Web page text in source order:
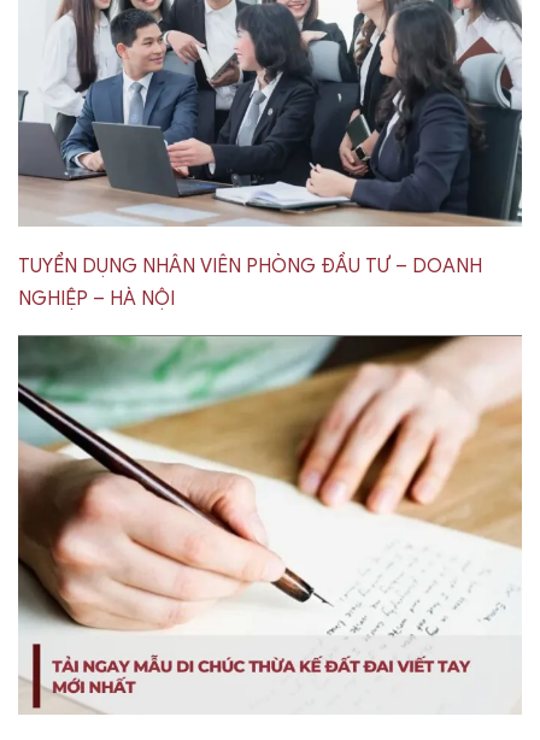
TUYỂN DỤNG NHÂN VIÊN PHÒNG ĐẦU TƯ – DOANH
NGHIỆP – HÀ NỘI